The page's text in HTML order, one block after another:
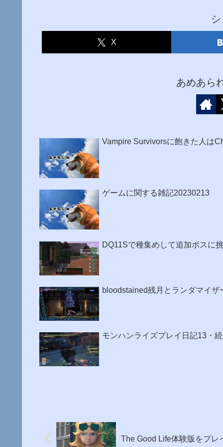
X
あめあら
Vampire Survivorsに飽きた人は
ゲームに関する雑記20230213
DQ11Sで種集めして追加ボスに
bloodstained残月とランダマイザ
モンハンライズプレイ日記13・
The Good Life体験版をプレ